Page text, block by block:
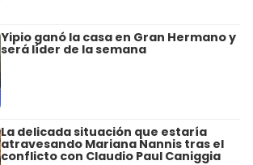
Yipio ganó la casa en Gran Hermano y
será líder de la semana
La delicada situación que estaría
atravesando Mariana Nannis tras el
conflicto con Claudio Paul Caniggia